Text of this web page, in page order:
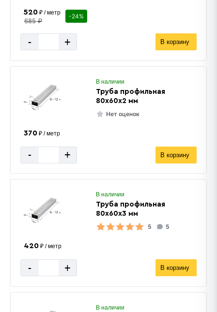
520 ₽ / метр
685 ₽
-24%
- + В корзину
В наличии
Труба профильная
80х60х2 мм
Нет оценок
370 ₽ / метр
- + В корзину
В наличии
Труба профильная
80х60х3 мм
5
5
420 ₽ / метр
- + В корзину
В наличии